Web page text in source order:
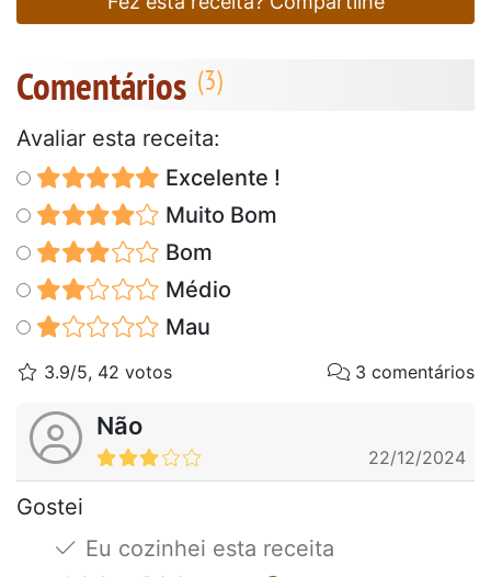
Comentários
Avaliar esta receita:
Excelente !
Muito Bom
Bom
Médio
Mau
3.9/5, 42 votos 3 comentários
Não
22/12/2024
Gostei
Eu cozinhei esta receita